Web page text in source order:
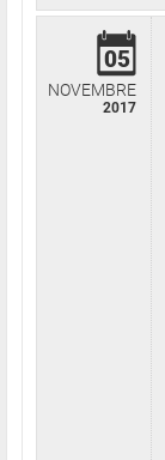
05
NOVEMBRE
2017